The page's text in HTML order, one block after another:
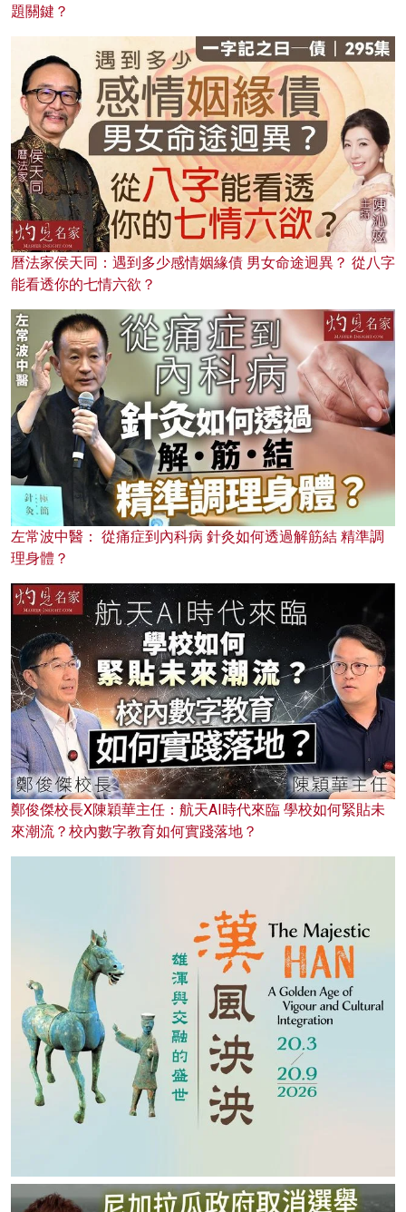
題關鍵？
曆法家侯天同：遇到多少感情姻緣債 男女命途迥異？ 從八字
能看透你的七情六欲？
左常波中醫： 從痛症到內科病 針灸如何透過解筋結 精準調
理身體？
鄭俊傑校長X陳穎華主任：航天AI時代來臨 學校如何緊貼未
來潮流？校內數字教育如何實踐落地？